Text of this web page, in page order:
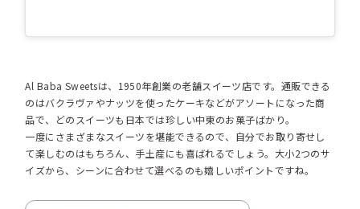
Al Baba Sweetsは、1950年創業の老舗スイーツ店です。通販できる
のはバクラヴァやナッツを使ったケーキなどがアソートになった商
品で、どのスイーツも日本では珍しい中東のお菓子ばかり。
一度にさまざまなスイーツを堪能できるので、自分でお取り寄せし
て楽しむのはもちろん、手土産にも喜ばれるでしょう。大小2つのサ
イズから、シーンに合わせて選べるのも嬉しいポイントですね。